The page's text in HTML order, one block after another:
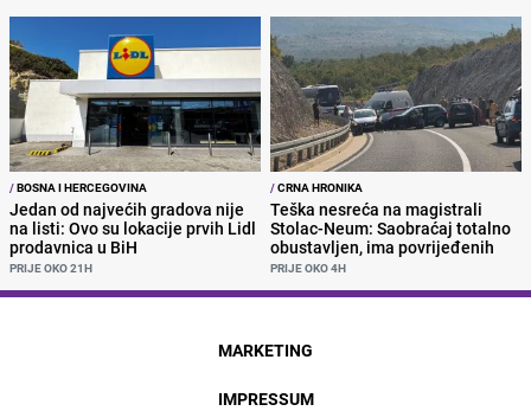
/BOSNA I HERCEGOVINA
Jedan od najvećih gradova nije
na listi: Ovo su lokacije prvih Lidl
prodavnica u BiH
PRIJE OKO 21H
/CRNA HRONIKA
Teška nesreća na magistrali
Stolac-Neum: Saobraćaj totalno
obustavljen, ima povrijeđenih
PRIJE OKO 4H
MARKETING
IMPRESSUM